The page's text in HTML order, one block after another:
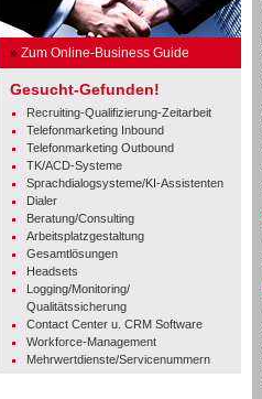
» Zum Online-Business Guide
Gesucht-Gefunden!
Recruiting-Qualifizierung-Zeitarbeit
Telefonmarketing Inbound
Telefonmarketing Outbound
TK/ACD-Systeme
Sprachdialogsysteme/KI-Assistenten
Dialer
Beratung/Consulting
Arbeitsplatzgestaltung
Gesamtlösungen
Headsets
Logging/Monitoring/
Qualitätssicherung
Contact Center u. CRM Software
Workforce-Management
Mehrwertdienste/Servicenummern